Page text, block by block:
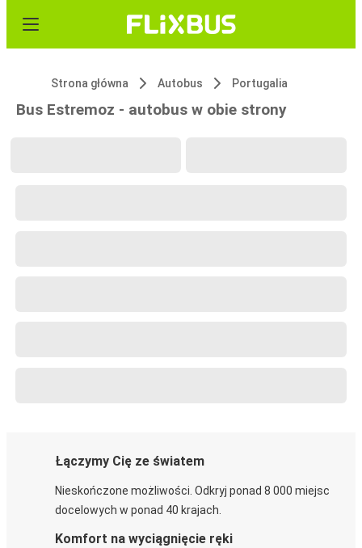
Strona główna Autobus Portugalia
Bus Estremoz - autobus w obie strony
Łączymy Cię ze światem
Nieskończone możliwości. Odkryj ponad 8 000 miejsc
docelowych w ponad 40 krajach.
Komfort na wyciągnięcie ręki